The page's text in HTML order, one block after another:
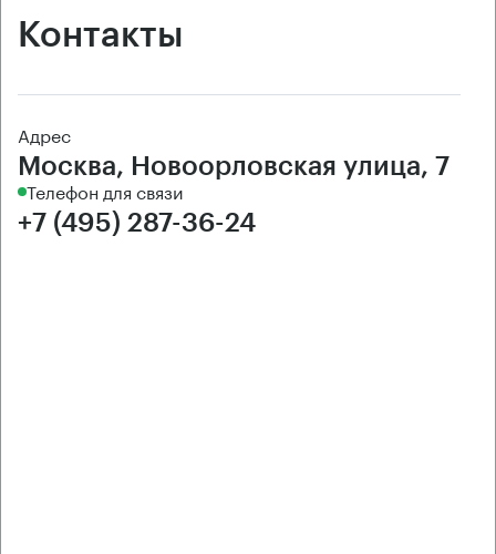
Контакты
Адрес
Москва, Новоорловская улица, 7
Телефон для связи
+7 (495) 287-36-24